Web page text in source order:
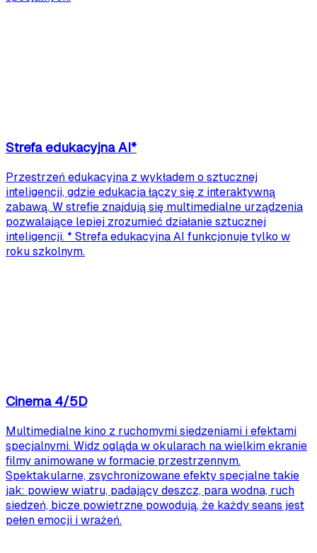
Strefa edukacyjna AI*
Przestrzeń edukacyjna z wykładem o sztucznej
inteligencji, gdzie edukacja łączy się z interaktywną
zabawą. W strefie znajdują się multimedialne urządzenia
pozwalające lepiej zrozumieć działanie sztucznej
inteligencji. * Strefa edukacyjna AI funkcjonuje tylko w
roku szkolnym.
Cinema 4/5D
Multimedialne kino z ruchomymi siedzeniami i efektami
specjalnymi. Widz ogląda w okularach na wielkim ekranie
filmy animowane w formacie przestrzennym.
Spektakularne, zsychronizowane efekty specjalne takie
jak: powiew wiatru, padający deszcz, para wodna, ruch
siedzeń, bicze powietrzne powodują, że każdy seans jest
pełen emocji i wrażeń.